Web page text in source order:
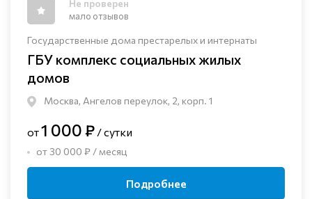
Государственные дома престарелых и интернаты
ГБУ комплекс социальных жилых
домов
Москва, Ангелов переулок, 2, корп. 1
Не проверен
мало отзывов
от1 000 ₽ / сутки
от 30 000 ₽ / месяц
Подробнее